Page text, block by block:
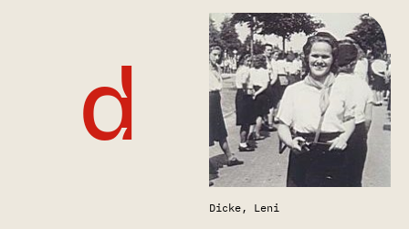
d
Dicke, Leni